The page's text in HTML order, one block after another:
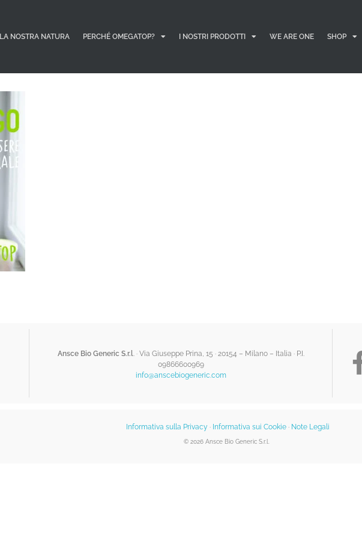
LA NOSTRA NATURA PERCHÉ OMEGATOP? I NOSTRI PRODOTTI WE ARE ONE SHOP
Ansce Bio Generic S.r.l . · Via Giuseppe Prina, 15 · 20154 – Milano – Italia · P.I.
09866600969
info@anscebiogeneric.com
Informativa sulla Privacy · Informativa sui Cookie· Note Legali
© 2026 Ansce Bio Generic S.r.l.